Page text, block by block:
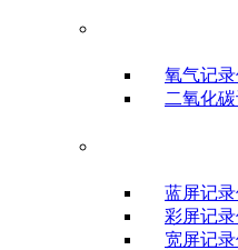
氧气记录
二氧化
蓝屏记录
彩屏记录
宽屏记